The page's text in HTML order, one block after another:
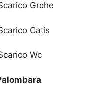
Grohe
Catis
Wc